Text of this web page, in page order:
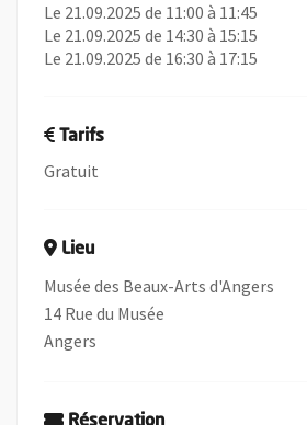
Le 21.09.2025 de 11:00 à 11:45
Le 21.09.2025 de 14:30 à 15:15
Le 21.09.2025 de 16:30 à 17:15
Tarifs
Gratuit
Lieu
Musée des Beaux-Arts d'Angers
14 Rue du Musée
Angers